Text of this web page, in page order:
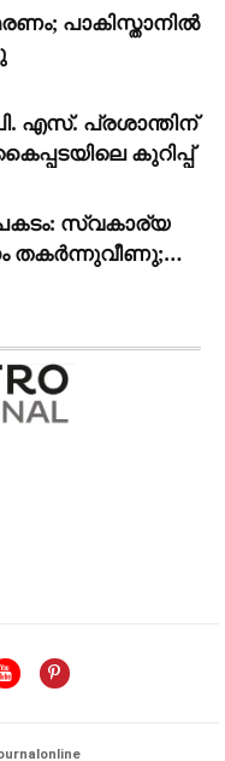
പാകിസ്താനിൽ
എസ്. പ്രശാന്തിന്
കുറിപ്പ്
സ്വകാര്യ
തകർന്നുവീണു;